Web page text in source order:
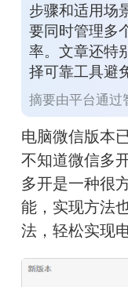
步骤和适用场
要同时管理多
率。文章还特
择可靠工具避
摘要由平台通过
电脑微信版本
不知道微信多
多开是一种很
能，实现方法
法，轻松实现